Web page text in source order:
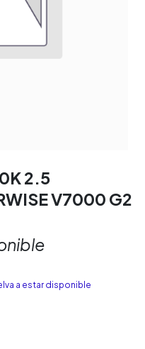
2.5
V7000 G2
a estar disponible